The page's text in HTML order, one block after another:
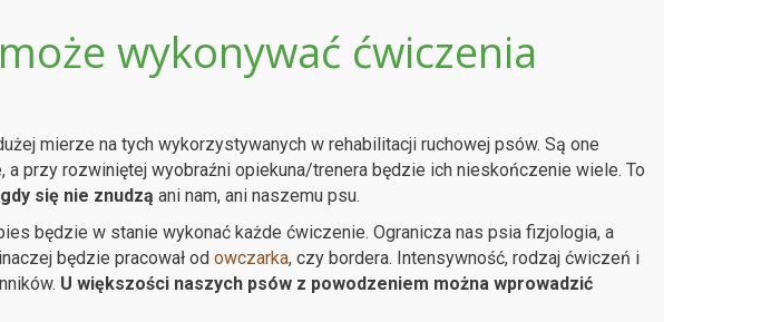
wykonywać ćwiczenia
mierze na tych wykorzystywanych w rehabilitacji ruchowej psów. Są one
a przy rozwiniętej wyobraźni opiekuna/trenera będzie ich nieskończenie wiele. To
się nie znudzą ani nam, ani naszemu psu.
będzie w stanie wykonać każde ćwiczenie. Ogranicza nas psia fizjologia, a
będzie pracował od owczarka, czy bordera. Intensywność, rodzaj ćwiczeń i
U większości naszych psów z powodzeniem można wprowadzić